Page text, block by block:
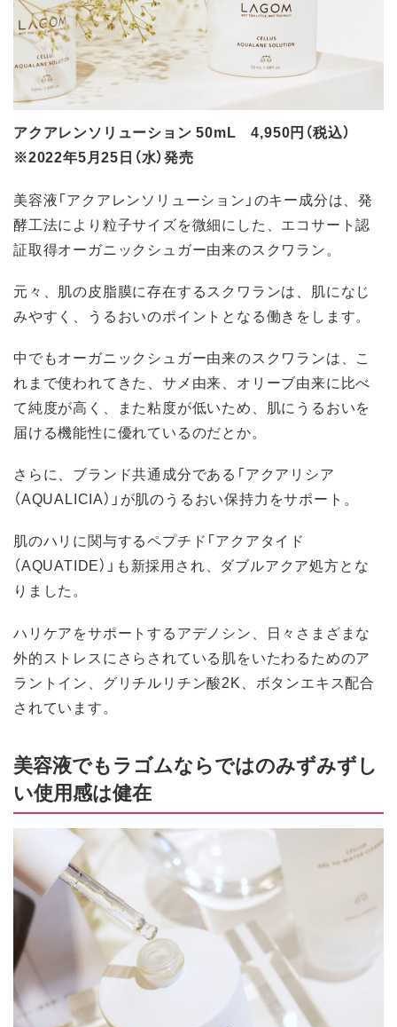
アクアレンソリューション 50mL 4,950円（税込）
※2022年5月25日（水）発売
美容液「アクアレンソリューション」のキー成分は、発
酵工法により粒子サイズを微細にした、エコサート認
証取得オーガニックシュガー由来のスクワラン。
元々、肌の皮脂膜に存在するスクワランは、肌になじ
みやすく、うるおいのポイントとなる働きをします。
中でもオーガニックシュガー由来のスクワランは、こ
れまで使われてきた、サメ由来、オリーブ由来に比べ
て純度が高く、また粘度が低いため、肌にうるおいを
届ける機能性に優れているのだとか。
さらに、ブランド共通成分である「アクアリシア
（AQUALICIA）」が肌のうるおい保持力をサポート。
肌のハリに関与するペプチド「アクアタイド
（AQUATIDE）」も新採用され、ダブルアクア処方とな
りました。
ハリケアをサポートするアデノシン、日々さまざまな
外的ストレスにさらされている肌をいたわるためのア
ラントイン、グリチルリチン酸2K、ボタンエキス配合
されています。
美容液でもラゴムならではのみずみずし
い使用感は健在